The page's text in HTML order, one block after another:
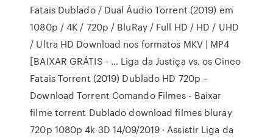
Fatais Dublado / Dual Áudio Torrent (2019) em
1080p / 4K / 720p / BluRay / Full HD / HD / UHD
/ Ultra HD Download nos formatos MKV | MP4
[BAIXAR GRÁTIS - … Liga da Justiça vs. os Cinco
Fatais Torrent (2019) Dublado HD 720p –
Download Torrent Comando Filmes - Baixar
filme torrent Dublado download filmes bluray
720p 1080p 4k 3D 14/09/2019 · Assistir Liga da